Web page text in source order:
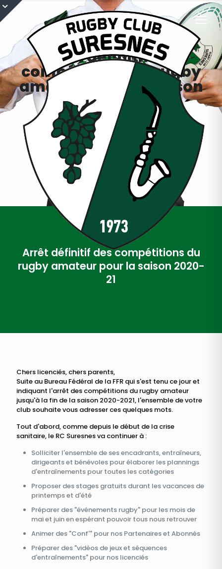
Arrêt définitif des
compétitions du rugby
amateur pour la saison
2020-21
26 février 2021
Cadets,Cadettes Ecole de Rugby,Féminines
M10,M12 M14 M7 Saison 2020/2021
Séniors
Arrêt définitif des compétitions du
rugby amateur pour la saison 2020-
21
Chers licenciés, chers parents,
Suite au Bureau Fédéral de la FFR qui s'est tenu ce jour et
indiquant l'arrêt des compétitions du rugby amateur
jusqu'à la fin de la saison 2020-2021, l'ensemble de votre
club souhaite vous adresser ces quelques mots.
Tout d'abord, comme depuis le début de la crise
sanitaire, le RC Suresnes va continuer à :
Solliciter l'ensemble de ses encadrants, entraîneurs,
dirigeants et bénévoles pour élaborer les plannings
d'entraînements pour toutes les catégories
Proposer des stages gratuits durant les vacances de
printemps et d'été
Préparer des "événements rugby" pour les mois de
mai et juin en espérant pouvoir tous nous retrouver
Animer des "Conf'" pour nos Partenaires et Abonnés
Préparer des "vidéos de jeux et séquences
d'entraînements" pour nos licenciés